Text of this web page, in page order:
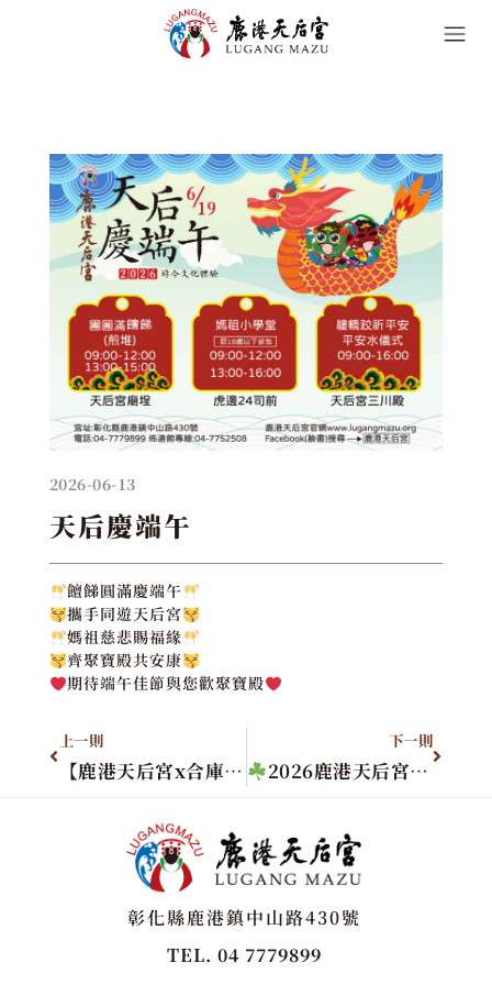
2026-06-13
天后慶端午
饘䬾圓滿慶端午
攜手同遊天后宮
媽祖慈悲賜福緣
齊聚寶殿共安康
期待端午佳節與您歡聚寶殿
上一則
【鹿港天后宮x合庫卡友專屬優惠】三月媽祖慶典 滿額贈巨財馬克杯
下一則
2026鹿港天后宮 普度植福
彰化縣鹿港鎮中山路430號
TEL. 04 7779899